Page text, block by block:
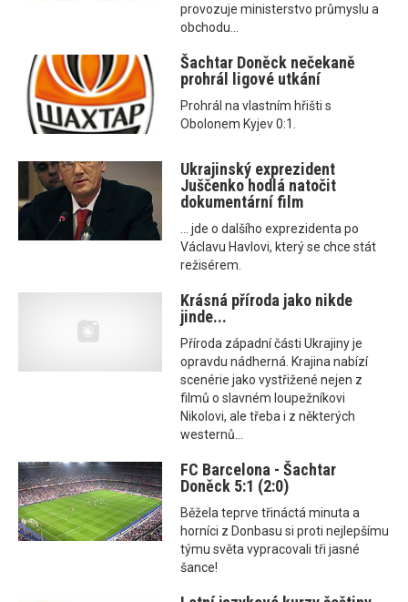
provozuje ministerstvo průmyslu a
obchodu...
Šachtar Doněck nečekaně
prohrál ligové utkání
Prohrál na vlastním hřišti s
Obolonem Kyjev 0:1.
Ukrajinský exprezident
Juščenko hodlá natočit
dokumentární film
... jde o dalšího exprezidenta po
Václavu Havlovi, který se chce stát
režisérem.
Krásná příroda jako nikde
jinde...
Příroda západní části Ukrajiny je
opravdu nádherná. Krajina nabízí
scenérie jako vystřižené nejen z
filmů o slavném loupežníkovi
Nikolovi, ale třeba i z některých
westernů...
FC Barcelona - Šachtar
Doněck 5:1 (2:0)
Běžela teprve třináctá minuta a
horníci z Donbasu si proti nejlepšímu
týmu světa vypracovali tři jasné
šance!